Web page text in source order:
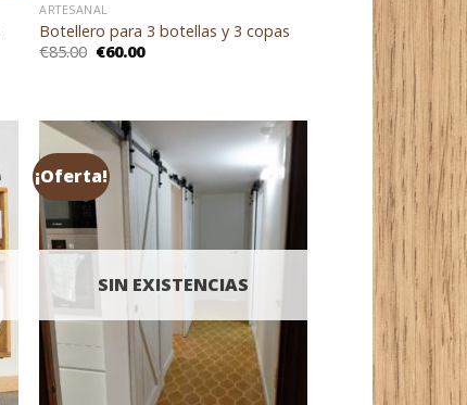
ARTESANAL
Botellero para 3 botellas y 3 copas
€85.00 El
€60.00El
¡Oferta!
SIN EXISTENCIAS